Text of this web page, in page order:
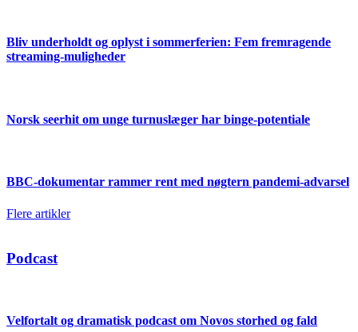
Bliv underholdt og oplyst i sommerferien: Fem fremragende
streaming-muligheder
Norsk seerhit om unge turnuslæger har binge-potentiale
BBC-dokumentar rammer rent med nøgtern pandemi-advarsel
Flere artikler
Podcast
Velfortalt og dramatisk podcast om Novos storhed og fald